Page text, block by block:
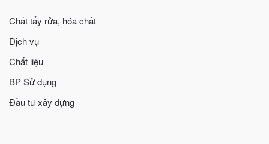
Chất tẩy rửa, hóa chất
Dịch vụ
Chất liệu
BP Sử dụng
Đầu tư xây dựng